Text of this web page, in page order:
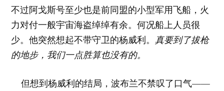
不过阿戈斯号至少也是前同盟的小型军用飞船，火
力对付一般宇宙海盗绰绰有余。何况船上人员很
少。他突然想起不带守卫的杨威利。真要到了拔枪
的地步，我们一点胜算也没有的。
但想到杨威利的结局，波布兰不禁叹了口气——